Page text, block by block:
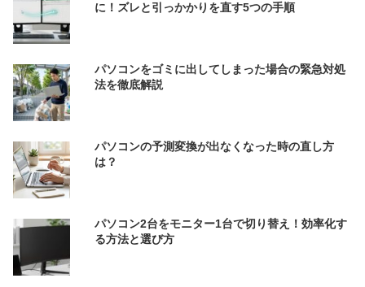
に！ズレと引っかかりを直す5つの手順
パソコンをゴミに出してしまった場合の緊急対処
法を徹底解説
パソコンの予測変換が出なくなった時の直し方
は？
パソコン2台をモニター1台で切り替え！効率化す
る方法と選び方